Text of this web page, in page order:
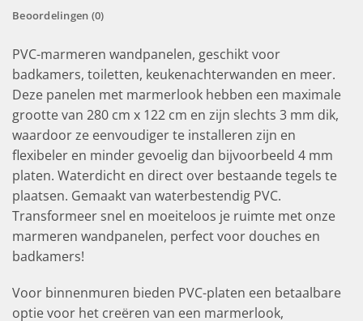
Beoordelingen (0)
PVC-marmeren wandpanelen, geschikt voor
badkamers, toiletten, keukenachterwanden en meer.
Deze panelen met marmerlook hebben een maximale
grootte van 280 cm x 122 cm en zijn slechts 3 mm dik,
waardoor ze eenvoudiger te installeren zijn en
flexibeler en minder gevoelig dan bijvoorbeeld 4 mm
platen. Waterdicht en direct over bestaande tegels te
plaatsen. Gemaakt van waterbestendig PVC.
Transformeer snel en moeiteloos je ruimte met onze
marmeren wandpanelen, perfect voor douches en
badkamers!
Voor binnenmuren bieden PVC-platen een betaalbare
optie voor het creëren van een marmerlook,